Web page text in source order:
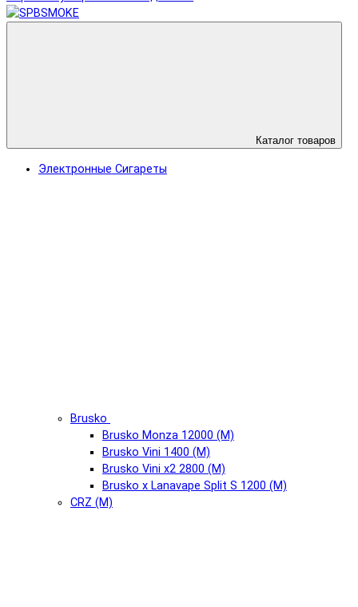
Каталог товаров
Электронные Сигареты
Brusko
Brusko Monza 12000 (М)
Brusko Vini 1400 (М)
Brusko Vini x2 2800 (М)
Brusko x Lanavape Split S 1200 (М)
CRZ (М)